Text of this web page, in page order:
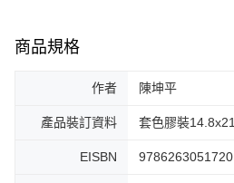
商品規格
作者 陳坤平
產品裝訂資料 套色膠裝14.8x21
EISBN 9786263051720